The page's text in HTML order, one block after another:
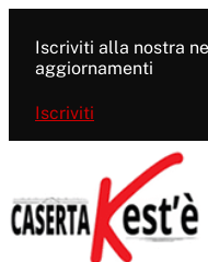
contenuto
Iscriviti alla nostra
aggiornamenti
Iscriviti